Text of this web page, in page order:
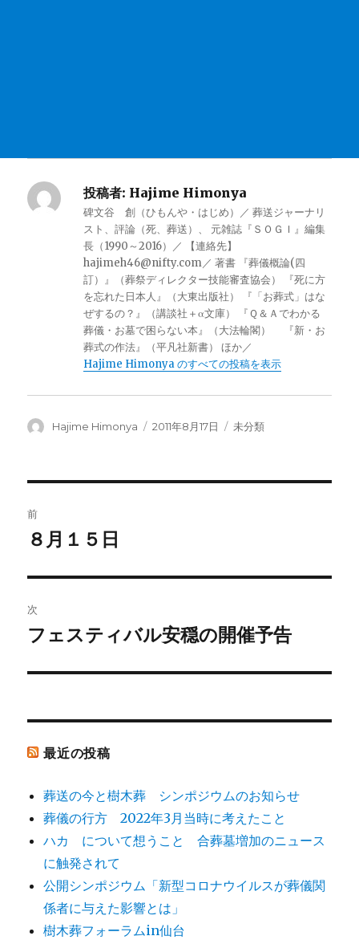
投稿者: Hajime Himonya
碑文谷 創（ひもんや・はじめ）／ 葬送ジャーナリ
スト、評論（死、葬送）、 元雑誌『ＳＯＧＩ』編集
長（1990～2016）／ 【連絡先】
hajimeh46@nifty.com／ 著書 『葬儀概論(四
訂）』（葬祭ディレクター技能審査協会） 『死に方
を忘れた日本人』（大東出版社） 『「お葬式」はな
ぜするの？』（講談社＋α文庫） 『Ｑ＆Ａでわかる
葬儀・お墓で困らない本』（大法輪閣） 『新・お
葬式の作法』（平凡社新書） ほか／
Hajime Himonya のすべての投稿を表示
投
Hajime Himonya
投
2011年8月17日
カ
未分類
稿
ビ
ゲ
ー
前
前
投
稿:
８月１５日
次
次
投
フェスティバル安穏の開催予告
最近の投稿
葬送の今と樹木葬 シンポジウムのお知らせ
葬儀の行方 2022年3月当時に考えたこと
ハカ について想うこと 合葬墓増加のニュース
に触発されて
公開シンポジウム「新型コロナウイルスが葬儀関
係者に与えた影響とは」
樹木葬フォーラムin仙台